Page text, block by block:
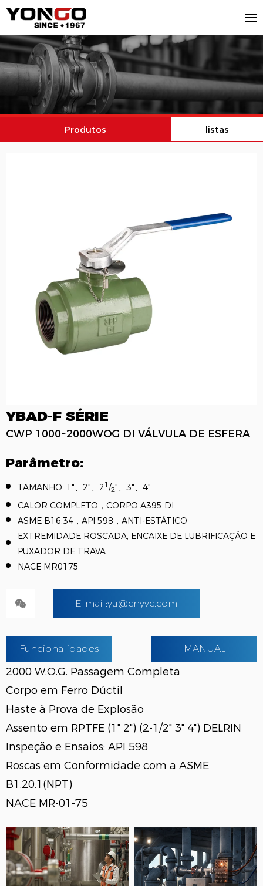
Produtos listas
YBAD-F SÉRIE
CWP 1000~2000WOG DI VÁLVULA DE ESFERA
Parâmetro:
TAMANHO: 1"、2"、21 /2"、3"、4"
CALOR COMPLETO，CORPO A395 DI
ASME B16.34，API 598，ANTI-ESTÁTICO
EXTREMIDADE ROSCADA, ENCAIXE DE LUBRIFICAÇÃO E
PUXADOR DE TRAVA
NACE MR0175
E-mail:yu@cnyvc.com
Funcionalidades MANUAL
2000 W.O.G. Passagem Completa
Corpo em Ferro Dúctil
Haste à Prova de Explosão
Assento em RPTFE (1" 2") (2-1/2" 3" 4") DELRIN
Inspeção e Ensaios: API 598
Roscas em Conformidade com a ASME
B1.20.1(NPT)
NACE MR-01-75